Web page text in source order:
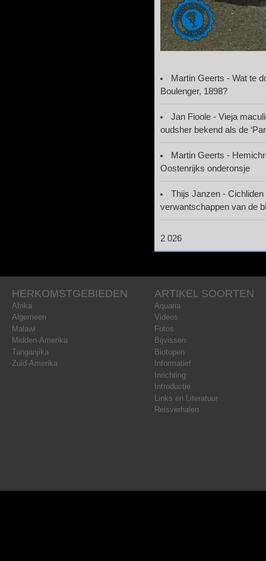
Martin Geerts - Wat te
Boulenger, 1898?
Jan Fioole - Vieja
oudsher bekend als de
Martin Geerts -
Oostenrijks onderonsje
Thijs Janzen -
verwantschappen van de
2 026
HERKOMSTGEBIEDEN
Afrika
Algemeen
Malawi
Midden-Amerika
Tanganjika
Zuid-Amerika
ARTIKEL SOORTEN
Aquaria
Videos
Fotos
Bijvissen
Biotopen
Informatief
Inrichting
Introductie
Links en Literatuur
Reisverhalen